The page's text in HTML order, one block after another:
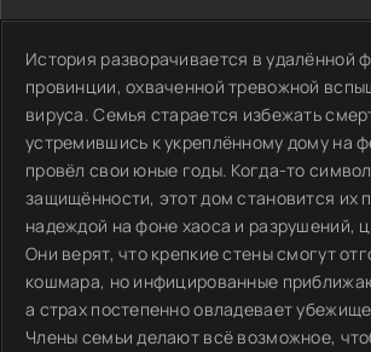
История разворачивается в удалённой
провинции, охваченной тревожной
вируса. Семья старается избежать
устремившись к укреплённому дому на
провёл свои юные годы. Когда-то
защищённости, этот дом становится их
надеждой на фоне хаоса и разрушений,
Они верят, что крепкие стены смогут
кошмара, но инфицированные
а страх постепенно овладевает
Члены семьи делают всё возможное,